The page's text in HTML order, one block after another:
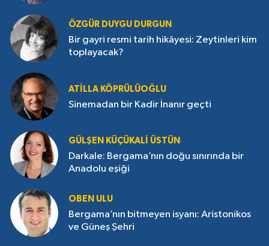
ÖZGÜR DUYGU DURGUN
Bir gayri resmi tarih hikâyesi: Zeytinleri kim
toplayacak?
ATILLA KÖPRÜLÜOĞLU
Sinemadan bir Kadir İnanır geçti
GÜLŞEN KÜÇÜKALI ÜSTÜN
Darkale: Bergama’nın doğu sınırında bir
Anadolu eşiği
OBEN ULU
Bergama’nın bitmeyen isyanı: Aristonikos
ve Güneş Şehri